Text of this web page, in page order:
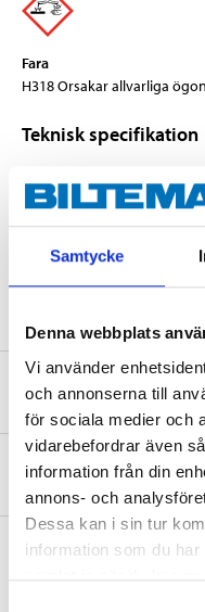
Samtycke
Denna webbplats
Vi använder
och annonserna till
för sociala medier och
vidarebefordrar även
information från din
annons- och
Dessa kan i sin tur
information som du
Fara
H318 Orsakar allvarliga
Teknisk specifikation
Volym
pH-värde
Om tillverkaren